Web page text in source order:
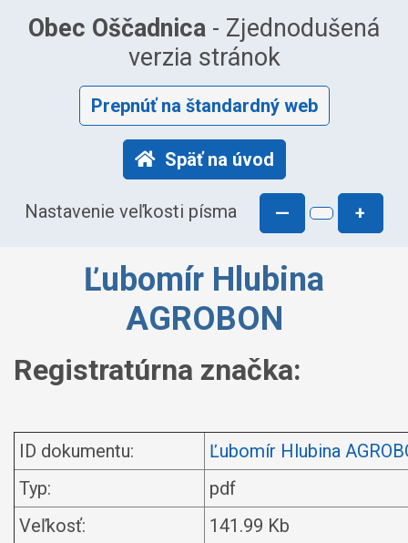
Obec Oščadnica - Zjednodušená
verzia stránok
Prepnúť na štandardný web
Späť na úvod
Nastavenie veľkosti písma — +
Ľubomír Hlubina
AGROBON
Registratúrna značka:
ID dokumentu:
Ľubomír Hlubina
Typ:
pdf
Veľkosť:
141.99 Kb